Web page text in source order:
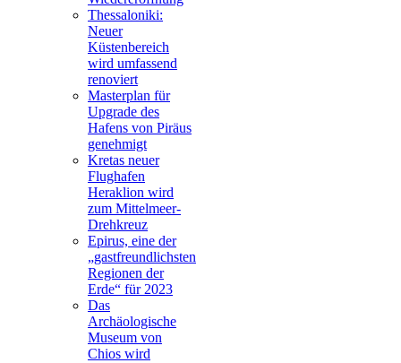
Thessaloniki:
Neuer
Küstenbereich
wird umfassend
renoviert
Masterplan für
Upgrade des
Hafens von Piräus
genehmigt
Kretas neuer
Flughafen
Heraklion wird
zum Mittelmeer-
Drehkreuz
Epirus, eine der
„gastfreundlichsten
Regionen der
Erde“ für 2023
Das
Archäologische
Museum von
Chios wird